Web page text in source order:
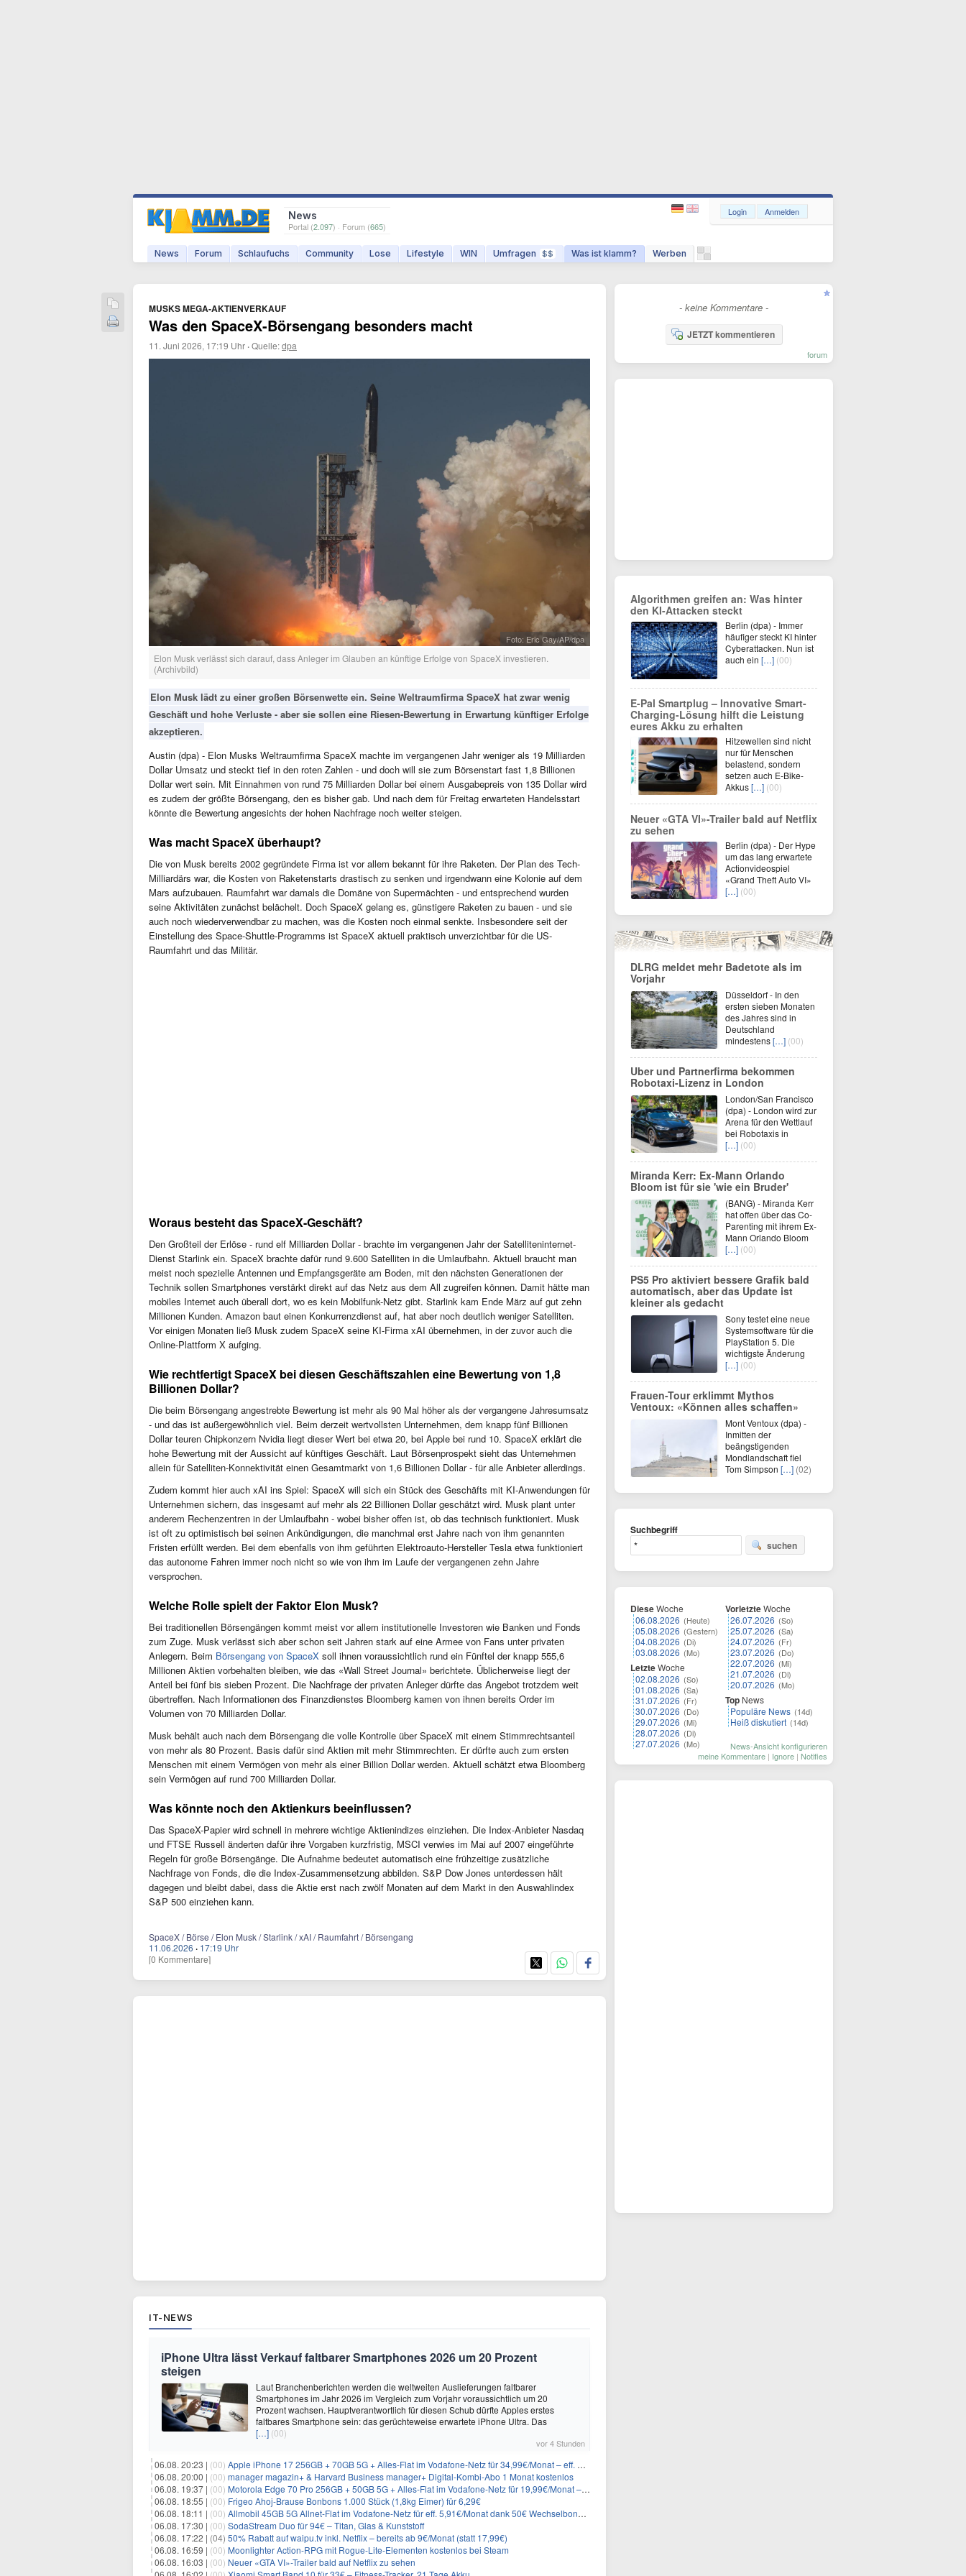
News
Portal (2.097) · Forum (665)
News Forum Schlaufuchs Community Lose Lifestyle WIN Umfragen $$ Was ist klamm? Werben
Login Anmelden
MUSKS MEGA-AKTIENVERKAUF
Was den SpaceX-Börsengang besonders macht
11. Juni 2026, 17:19 Uhr ·Quelle:dpa
Foto: Eric Gay/AP/dpa
Elon Musk verlässt sich darauf, dass Anleger im Glauben an künftige Erfolge von SpaceX investieren.
(Archivbild)
Elon Musk lädt zu einer großen Börsenwette ein. Seine Weltraumfirma SpaceX hat zwar wenig
Geschäft und hohe Verluste - aber sie sollen eine Riesen-Bewertung in Erwartung künftiger Erfolge
akzeptieren.
Austin (dpa) - Elon Musks Weltraumfirma SpaceX machte im vergangenen Jahr weniger als 19 Milliarden
Dollar Umsatz und steckt tief in den roten Zahlen - und doch will sie zum Börsenstart fast 1,8 Billionen
Dollar wert sein. Mit Einnahmen von rund 75 Milliarden Dollar bei einem Ausgabepreis von 135 Dollar wird
es zudem der größte Börsengang, den es bisher gab. Und nach dem für Freitag erwarteten Handelsstart
könnte die Bewertung angesichts der hohen Nachfrage noch weiter steigen.
Was macht SpaceX überhaupt?
Die von Musk bereits 2002 gegründete Firma ist vor allem bekannt für ihre Raketen. Der Plan des Tech-
Milliardärs war, die Kosten von Raketenstarts drastisch zu senken und irgendwann eine Kolonie auf dem
Mars aufzubauen. Raumfahrt war damals die Domäne von Supermächten - und entsprechend wurden
seine Aktivitäten zunächst belächelt. Doch SpaceX gelang es, günstigere Raketen zu bauen - und sie
auch noch wiederverwendbar zu machen, was die Kosten noch einmal senkte. Insbesondere seit der
Einstellung des Space-Shuttle-Programms ist SpaceX aktuell praktisch unverzichtbar für die US-
Raumfahrt und das Militär.
Woraus besteht das SpaceX-Geschäft?
Den Großteil der Erlöse - rund elf Milliarden Dollar - brachte im vergangenen Jahr der Satelliteninternet-
Dienst Starlink ein. SpaceX brachte dafür rund 9.600 Satelliten in die Umlaufbahn. Aktuell braucht man
meist noch spezielle Antennen und Empfangsgeräte am Boden, mit den nächsten Generationen der
Technik sollen Smartphones verstärkt direkt auf das Netz aus dem All zugreifen können. Damit hätte man
mobiles Internet auch überall dort, wo es kein Mobilfunk-Netz gibt. Starlink kam Ende März auf gut zehn
Millionen Kunden. Amazon baut einen Konkurrenzdienst auf, hat aber noch deutlich weniger Satelliten.
Vor einigen Monaten ließ Musk zudem SpaceX seine KI-Firma xAI übernehmen, in der zuvor auch die
Online-Plattform X aufging.
Wie rechtfertigt SpaceX bei diesen Geschäftszahlen eine Bewertung von 1,8
Billionen Dollar?
Die beim Börsengang angestrebte Bewertung ist mehr als 90 Mal höher als der vergangene Jahresumsatz
- und das ist außergewöhnlich viel. Beim derzeit wertvollsten Unternehmen, dem knapp fünf Billionen
Dollar teuren Chipkonzern Nvidia liegt dieser Wert bei etwa 20, bei Apple bei rund 10. SpaceX erklärt die
hohe Bewertung mit der Aussicht auf künftiges Geschäft. Laut Börsenprospekt sieht das Unternehmen
allein für Satelliten-Konnektivität einen Gesamtmarkt von 1,6 Billionen Dollar - für alle Anbieter allerdings.
Zudem kommt hier auch xAI ins Spiel: SpaceX will sich ein Stück des Geschäfts mit KI-Anwendungen für
Unternehmen sichern, das insgesamt auf mehr als 22 Billionen Dollar geschätzt wird. Musk plant unter
anderem Rechenzentren in der Umlaufbahn - wobei bisher offen ist, ob das technisch funktioniert. Musk
ist oft zu optimistisch bei seinen Ankündigungen, die manchmal erst Jahre nach von ihm genannten
Fristen erfüllt werden. Bei dem ebenfalls von ihm geführten Elektroauto-Hersteller Tesla etwa funktioniert
das autonome Fahren immer noch nicht so wie von ihm im Laufe der vergangenen zehn Jahre
versprochen.
Welche Rolle spielt der Faktor Elon Musk?
Bei traditionellen Börsengängen kommt meist vor allem institutionelle Investoren wie Banken und Fonds
zum Zuge. Musk verlässt sich aber schon seit Jahren stark auf eine Armee von Fans unter privaten
Anlegern. Beim Börsengang von SpaceX soll ihnen voraussichtlich rund ein Fünftel der knapp 555,6
Millionen Aktien vorbehalten bleiben, wie das «Wall Street Journal» berichtete. Üblicherweise liegt der
Anteil bei fünf bis sieben Prozent. Die Nachfrage der privaten Anleger dürfte das Angebot trotzdem weit
übertreffen. Nach Informationen des Finanzdienstes Bloomberg kamen von ihnen bereits Order im
Volumen von 70 Milliarden Dollar.
Musk behält auch nach dem Börsengang die volle Kontrolle über SpaceX mit einem Stimmrechtsanteil
von mehr als 80 Prozent. Basis dafür sind Aktien mit mehr Stimmrechten. Er dürfte auch zum ersten
Menschen mit einem Vermögen von mehr als einer Billion Dollar werden. Aktuell schätzt etwa Bloomberg
sein Vermögen auf rund 700 Milliarden Dollar.
Was könnte noch den Aktienkurs beeinflussen?
Das SpaceX-Papier wird schnell in mehrere wichtige Aktienindizes einziehen. Die Index-Anbieter Nasdaq
und FTSE Russell änderten dafür ihre Vorgaben kurzfristig, MSCI verwies im Mai auf 2007 eingeführte
Regeln für große Börsengänge. Die Aufnahme bedeutet automatisch eine frühzeitige zusätzliche
Nachfrage von Fonds, die die Index-Zusammensetzung abbilden. S&P Dow Jones unterdessen hält
dagegen und bleibt dabei, dass die Aktie erst nach zwölf Monaten auf dem Markt in den Auswahlindex
S&P 500 einziehen kann.
SpaceX / Börse / Elon Musk / Starlink / xAI / Raumfahrt / Börsengang
11.06.2026 · 17:19 Uhr
[0 Kommentare]
IT-NEWS
iPhone Ultra lässt Verkauf faltbarer Smartphones 2026 um 20 Prozent
steigen
Laut Branchenberichten werden die weltweiten Auslieferungen faltbarer
Smartphones im Jahr 2026 im Vergleich zum Vorjahr voraussichtlich um 20
Prozent wachsen. Hauptverantwortlich für diesen Schub dürfte Apples erstes
faltbares Smartphone sein: das gerüchteweise erwartete iPhone Ultra. Das
[…] (00)
vor 4 Stunden
06.08. 20:23 | (00) Apple iPhone 17 256GB + 70GB 5G + Alles-Flat im Vodafone-Netz für 34,99€/Monat – eff. 4,65€/Monat
06.08. 20:00 | (00) manager magazin+ & Harvard Business manager+ Digital-Kombi-Abo 1 Monat kostenlos
06.08. 19:37 | (00) Motorola Edge 70 Pro 256GB + 50GB 5G + Alles-Flat im Vodafone-Netz für 19,99€/Monat – eff. 0,61€/Monat
06.08. 18:55 | (00) Frigeo Ahoj-Brause Bonbons 1.000 Stück (1,8kg Eimer) für 6,29€
06.08. 18:11 | (00) Allmobil 45GB 5G Allnet-Flat im Vodafone-Netz für eff. 5,91€/Monat dank 50€ Wechselbonus + 0€ AG
06.08. 17:30 | (00) SodaStream Duo für 94€ – Titan, Glas & Kunststoff
06.08. 17:22 | (04) 50% Rabatt auf waipu.tv inkl. Netflix – bereits ab 9€/Monat (statt 17,99€)
06.08. 16:59 | (00) Moonlighter Action-RPG mit Rogue-Lite-Elementen kostenlos bei Steam
06.08. 16:03 | (00) Neuer «GTA VI»-Trailer bald auf Netflix zu sehen
- keine Kommentare -
JETZT kommentieren
forum
Algorithmen greifen an: Was hinter
den KI-Attacken steckt
Berlin (dpa) - Immer
häufiger steckt KI hinter
Cyberattacken. Nun ist
auch ein […] (00)
E-Pal Smartplug – Innovative Smart-
Charging-Lösung hilft die Leistung
eures Akku zu erhalten
Hitzewellen sind nicht
nur für Menschen
belastend, sondern
setzen auch E-Bike-
Akkus[…] (00)
Neuer «GTA VI»-Trailer bald auf Netflix
zu sehen
Berlin (dpa) - Der Hype
um das lang erwartete
Actionvideospiel
«Grand Theft Auto VI»
[…] (00)
DLRG meldet mehr Badetote als im
Vorjahr
Düsseldorf - In den
ersten sieben Monaten
des Jahres sind in
Deutschland
mindestens[…] (00)
Uber und Partnerfirma bekommen
Robotaxi-Lizenz in London
London/San Francisco
(dpa) - London wird zur
Arena für den Wettlauf
bei Robotaxis in
[…] (00)
Miranda Kerr: Ex-Mann Orlando
Bloom ist für sie 'wie ein Bruder'
(BANG) - Miranda Kerr
hat offen über das Co-
Parenting mit ihrem Ex-
Mann Orlando Bloom
[…] (00)
PS5 Pro aktiviert bessere Grafik bald
automatisch, aber das Update ist
kleiner als gedacht
Sony testet eine neue
Systemsoftware für die
PlayStation 5. Die
wichtigste Änderung
[…] (00)
Frauen-Tour erklimmt Mythos
Ventoux: «Können alles schaffen»
Mont Ventoux (dpa) -
Inmitten der
beängstigenden
Mondlandschaft fiel
Tom Simpson […] (02)
Suchbegriff
suchen
DieseWoche
06.08.2026 (Heute)
05.08.2026 (Gestern)
04.08.2026 (Di)
03.08.2026 (Mo)
LetzteWoche
02.08.2026 (So)
01.08.2026 (Sa)
31.07.2026 (Fr)
30.07.2026 (Do)
29.07.2026 (Mi)
28.07.2026 (Di)
27.07.2026 (Mo)
VorletzteWoche
26.07.2026 (So)
25.07.2026 (Sa)
24.07.2026 (Fr)
23.07.2026 (Do)
22.07.2026 (Mi)
21.07.2026 (Di)
20.07.2026 (Mo)
Top News
Populäre News (14d)
Heiß diskutiert (14d)
News-Ansicht konfigurieren
meine Kommentare | Ignore | Notifies